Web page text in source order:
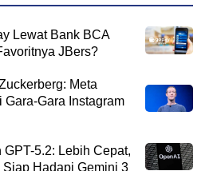
Lewat Bank BCA
JBers?
Meta
Gara-Gara Instagram
5.2: Lebih Cepat,
Siap Hadapi Gemini 3